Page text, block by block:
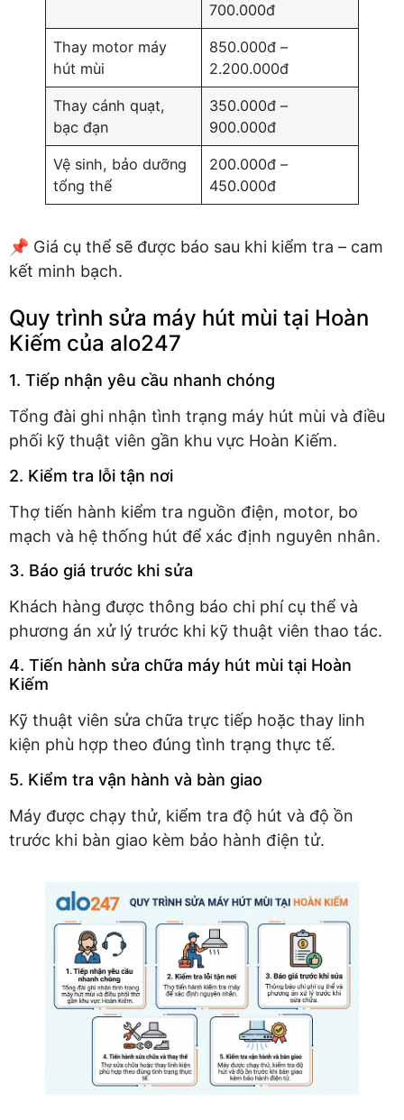
700.000đ
Thay motor máy
hút mùi
850.000đ –
2.200.000đ
Thay cánh quạt,
bạc đạn
350.000đ –
900.000đ
Vệ sinh, bảo dưỡng
tổng thể
200.000đ –
450.000đ
📌 Giá cụ thể sẽ được báo sau khi kiểm tra – cam
kết minh bạch.
Quy trình sửa máy hút mùi tại Hoàn
Kiếm của alo247
1. Tiếp nhận yêu cầu nhanh chóng
Tổng đài ghi nhận tình trạng máy hút mùi và điều
phối kỹ thuật viên gần khu vực Hoàn Kiếm.
2. Kiểm tra lỗi tận nơi
Thợ tiến hành kiểm tra nguồn điện, motor, bo
mạch và hệ thống hút để xác định nguyên nhân.
3. Báo giá trước khi sửa
Khách hàng được thông báo chi phí cụ thể và
phương án xử lý trước khi kỹ thuật viên thao tác.
4. Tiến hành sửa chữa máy hút mùi tại Hoàn
Kiếm
Kỹ thuật viên sửa chữa trực tiếp hoặc thay linh
kiện phù hợp theo đúng tình trạng thực tế.
5. Kiểm tra vận hành và bàn giao
Máy được chạy thử, kiểm tra độ hút và độ ồn
trước khi bàn giao kèm bảo hành điện tử.